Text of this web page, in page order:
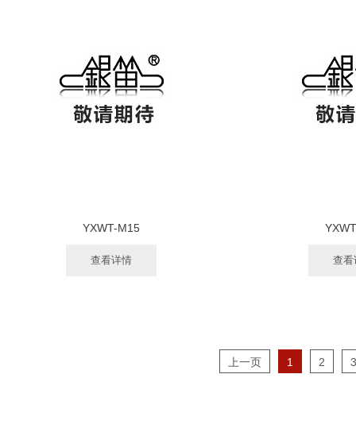
YXWT-M15
查看详情 查看
上一页 1 2 3